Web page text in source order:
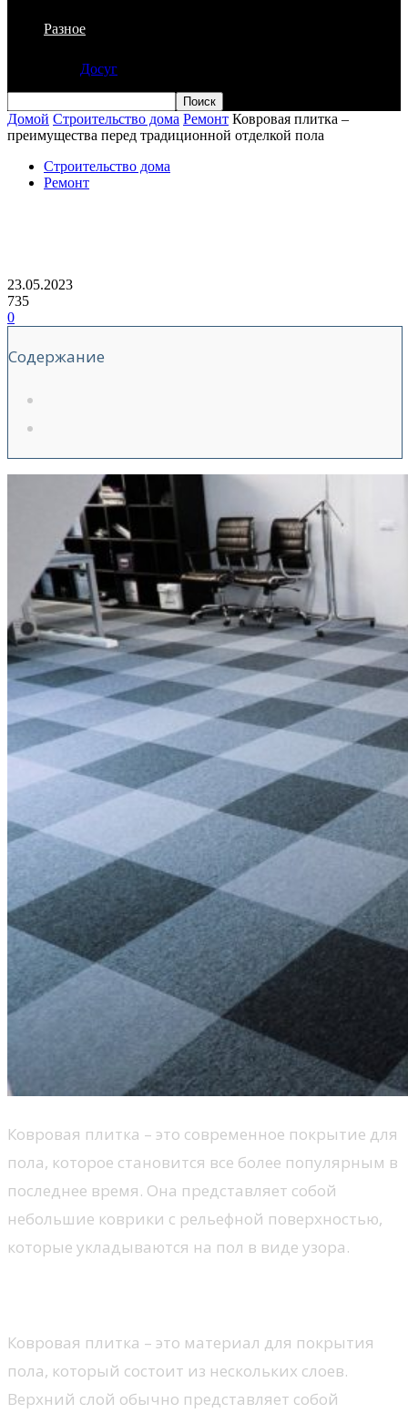
Разное
Досуг
Домой Строительство дома Ремонт Ковровая плитка –
преимущества перед традиционной отделкой пола
Строительство дома
Ремонт
23.05.2023
735
0
Содержание
Ковровая плитка – это современное покрытие для
пола, которое становится все более популярным в
последнее время. Она представляет собой
небольшие коврики с рельефной поверхностью,
которые укладываются на пол в виде узора.
Ковровая плитка – это материал для покрытия
пола, который состоит из нескольких слоев.
Верхний слой обычно представляет собой